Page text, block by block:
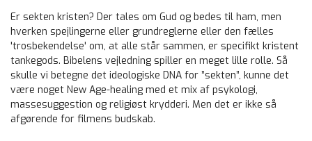
Er sekten kristen? Der tales om Gud og bedes til ham, men
hverken spejlingerne eller grundreglerne eller den fælles
'trosbekendelse' om, at alle står sammen, er specifikt kristent
tankegods. Bibelens vejledning spiller en meget lille rolle. Så
skulle vi betegne det ideologiske DNA for ”sekten”, kunne det
være noget New Age-healing med et mix af psykologi,
massesuggestion og religiøst krydderi. Men det er ikke så
afgørende for filmens budskab.